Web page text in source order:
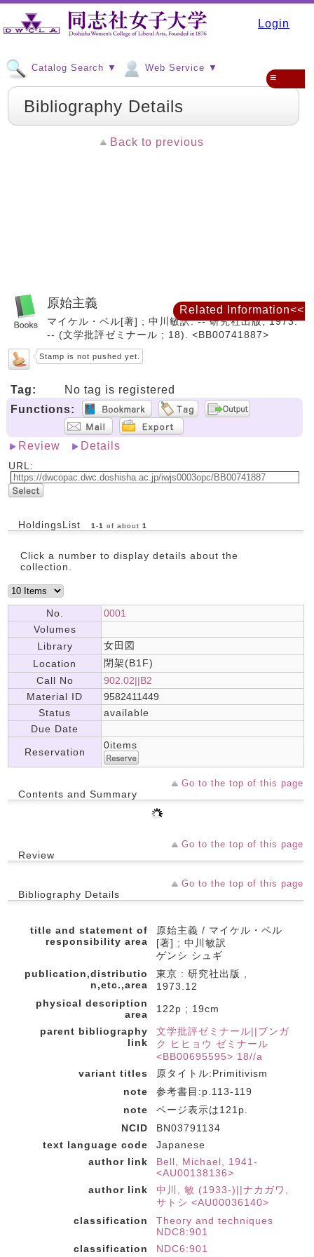
Login
Catalog Search ▼ Web Service ▼
≡
Bibliography Details
Back to previous
原始主義
マイケル・ベル[著] ; 中川敏訳. -- 研究社出版, 1973.
-- (文学批評ゼミナール ; 18). <BB00741887>
Stamp is not pushed yet.
Tag:
No tag is registered
Functions:
Review Details
URL:
HoldingsList 1 -1 of about 1
Click a number to display details about the
collection.
No.
0001
Volumes
Library
女田図
Location
閉架(B1F)
Call No
902.02||B2
Material ID
9582411449
Status
available
Due Date
Reservation
0items
Go to the top of this page
Contents and Summary
Go to the top of this page
Review
Go to the top of this page
Bibliography Details
title and statement of
responsibility area
原始主義 / マイケル・ベル
[著] ; 中川敏訳
ゲンシ シュギ
publication,distributio
n,etc.,area
東京 : 研究社出版 ,
1973.12
physical description
area
122p ; 19cm
parent bibliography
link
文学批評ゼミナール||ブンガ
ク ヒヒョウ ゼミナール
<BB00695595> 18//a
variant titles
原タイトル:Primitivism
note
参考書目:p.113-119
note
ページ表示は121p.
NCID
BN03791134
text language code
Japanese
author link
Bell, Michael, 1941-
<AU00138136>
author link
中川, 敏 (1933-)||ナカガワ,
サトシ <AU00036140>
classification
Theory and techniques
NDC8:901
classification
NDC6:901
Related Information<<